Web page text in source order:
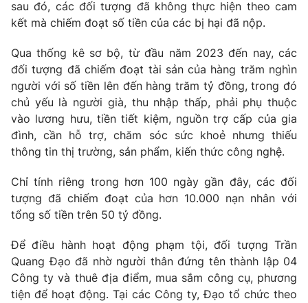
sau đó, các đối tượng đã không thực hiện theo cam
kết mà chiếm đoạt số tiền của các bị hại đã nộp.
Qua thống kê sơ bộ, từ đầu năm 2023 đến nay, các
đối tượng đã chiếm đoạt tài sản của hàng trăm nghìn
người với số tiền lên đến hàng trăm tỷ đồng, trong đó
chủ yếu là người già, thu nhập thấp, phải phụ thuộc
vào lương hưu, tiền tiết kiệm, nguồn trợ cấp của gia
đình, cần hỗ trợ, chăm sóc sức khoẻ nhưng thiếu
thông tin thị trường, sản phẩm, kiến thức công nghệ.
Chỉ tính riêng trong hơn 100 ngày gần đây, các đối
tượng đã chiếm đoạt của hơn 10.000 nạn nhân với
tổng số tiền trên 50 tỷ đồng.
Để điều hành hoạt động phạm tội, đối tượng Trần
Quang Đạo đã nhờ người thân đứng tên thành lập 04
Công ty và thuê địa điểm, mua sắm công cụ, phương
tiện để hoạt động. Tại các Công ty, Đạo tổ chức theo